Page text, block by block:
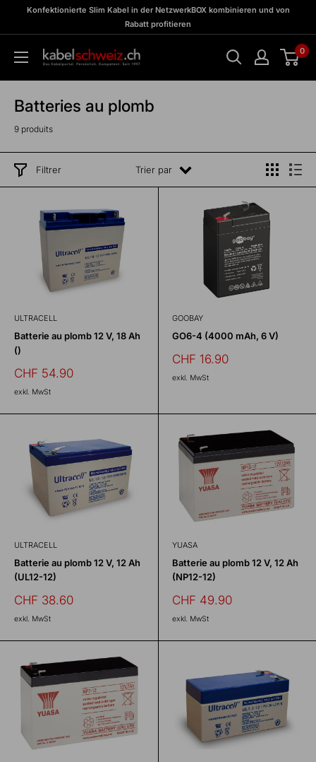
Passerzu
BOX
Konfektionierte Slim Kabel in der NetzwerkBOX kombinieren und von
Rabatt profitieren
kabelschweiz 0
Batteries au plomb
9 produits
Filtrer Trier par
ULTRACELL
Batterie au plomb 12 V, 18 Ah
()
Prix
CHF 54.90
exkl. MwSt
GOOBAY
GO6-4 (4000 mAh, 6 V)
Prix
CHF 16.90
exkl. MwSt
ULTRACELL
Batterie au plomb 12 V, 12 Ah
(UL12-12)
Prix
CHF 38.60
exkl. MwSt
YUASA
Batterie au plomb 12 V, 12 Ah
(NP12-12)
Prix
CHF 49.90
exkl. MwSt